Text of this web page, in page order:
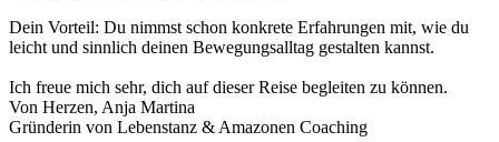
Dein Vorteil: Du nimmst schon konkrete Erfahrungen mit, wie du
leicht und sinnlich deinen Bewegungsalltag gestalten kannst.
Ich freue mich sehr, dich auf dieser Reise begleiten zu können.
Von Herzen, Anja Martina
Gründerin von Lebenstanz & Amazonen Coaching